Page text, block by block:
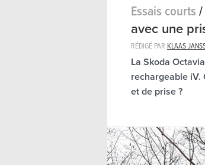
Essais courts/
avec une
RÉDIGÉ PAR KLAAS
La Skoda
rechargeable iV.
et de prise ?